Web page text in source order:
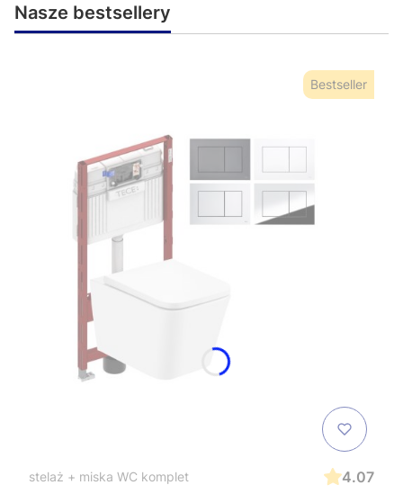
Nasze bestsellery
Bestseller
stelaż + miska WC komplet
4.07